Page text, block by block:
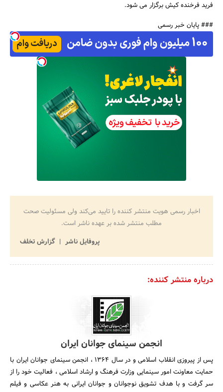
فرید فرخنده کیش برگزار می شود.
### پایان خبر رسمی
اخبار رسمی هویت منتشر کننده را تایید می‌کند ولی مسئولیت صحت
مطلب منتشر شده بر عهده ناشر است.
پروفایل ناشر
گزارش تخلف
درباره منتشر کننده:
انجمن سینمای جوانان ایران
پس از پیروزی انقلاب اسلامی و در سال 1364 ، انجمن سینمای جوانان ایران با
حمایت معاونت امور سینمایی وزارت فرهنگ و ارشاد اسلامی ، فعالیت خود را از
سر گرفت و با هدف تشویق نوجوانان و جوانان ایرانی به هنر عکاسی و فیلم